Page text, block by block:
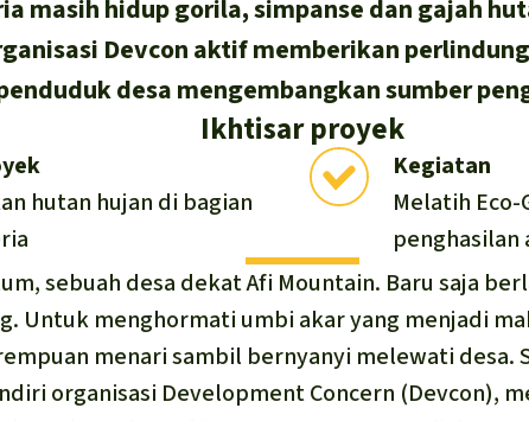
masih hidup gorila, simpanse dan gajah
Devcon aktif memberikan
desa mengembangkan sumber
Ikhtisar proyek
hutan hujan di bagian
Kegiatan
Melatih
sebuah desa dekat Afi Mountain. Baru saja
Untuk menghormati umbi akar yang menjadi
menari sambil bernyanyi melewati desa.
organisasi Development Concern (Devcon),